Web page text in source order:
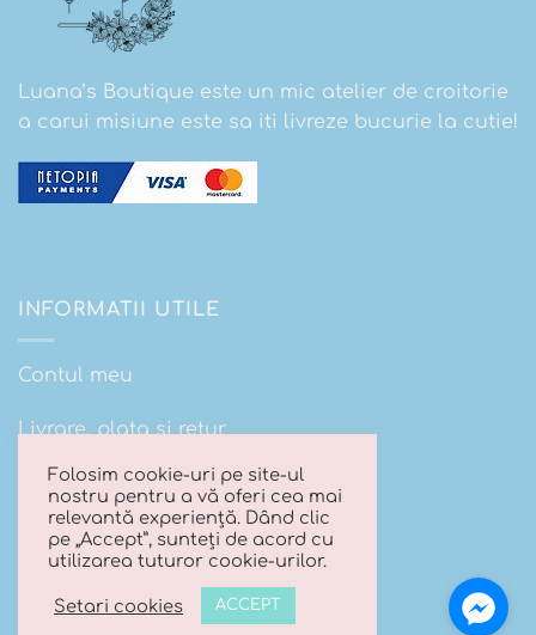
Luana’s Boutique este un mic atelier de croitorie
a carui misiune este sa iti livreze bucurie la cutie!
INFORMATII UTILE
Contul meu
Livrare, plata si retur
Termeni si conditii
Politica de confidentialitate
Politica cookies
Folosim cookie-uri pe site-ul
nostru pentru a vă oferi cea mai
relevantă experiență. Dând clic
pe „Accept”, sunteți de acord cu
utilizarea tuturor cookie-urilor.
Setari cookies ACCEPT